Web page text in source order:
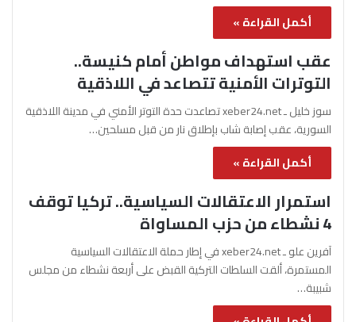
أكمل القراءة »
عقب استهداف مواطن أمام كنيسة..
التوترات الأمنية تتصاعد في اللاذقية
سوز خليل ـ xeber24.net تصاعدت حدة التوتر الأمني في مدينة اللاذقية
السورية، عقب إصابة شاب بإطلاق نار من قبل مسلحين…
أكمل القراءة »
استمرار الاعتقالات السياسية.. تركيا توقف
4 نشطاء من حزب المساواة
آفرين علو ـ xeber24.net في إطار حملة الاعتقالات السياسية
المستمرة، ألقت السلطات التركية القبض على أربعة نشطاء من مجلس
شبيبة…